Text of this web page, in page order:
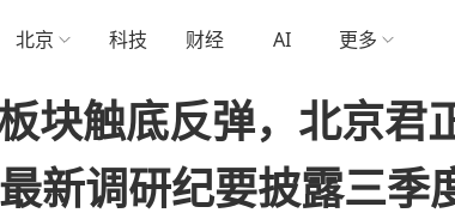
北京 科技 财经 AI 更多
块触底反弹，北京君
新调研纪要披露三季